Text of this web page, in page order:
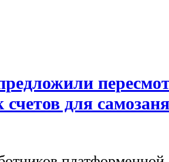
счетов для